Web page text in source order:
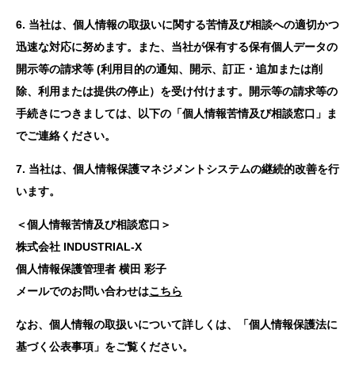
6. 当社は、個人情報の取扱いに関する苦情及び相談への適切かつ
迅速な対応に努めます。また、当社が保有する保有個人データの
開示等の請求等 (利用目的の通知、開示、訂正・追加または削
除、利用または提供の停止）を受け付けます。開示等の請求等の
手続きにつきましては、以下の「個人情報苦情及び相談窓口」ま
でご連絡ください。
7. 当社は、個人情報保護マネジメントシステムの継続的改善を行
います。
＜個人情報苦情及び相談窓口＞
株式会社 INDUSTRIAL-X
個人情報保護管理者 横田 彩子
メールでのお問い合わせはこちら
なお、個人情報の取扱いについて詳しくは、「個人情報保護法に
基づく公表事項」をご覧ください。